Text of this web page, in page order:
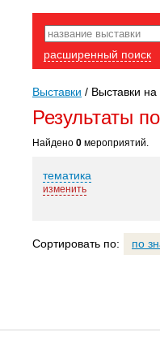
расширенный поиск
Выставки / Выставки на
Результаты
Найдено 0 мероприятий.
тематика
изменить
Сортировать по: по